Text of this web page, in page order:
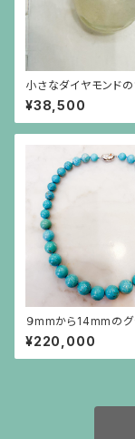
小さなダイヤモンド
グ
¥38,500
９mmから14mmのグ
ンのターコイズネック
¥220,000